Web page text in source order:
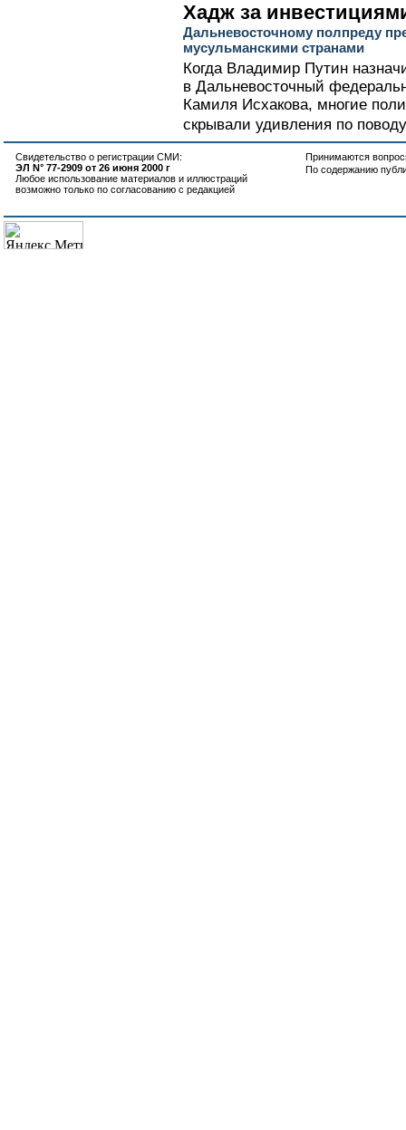
Хадж за
Дальневосточному полпреду
мусульманскими странами
Когда Владимир Путин
в Дальневосточный
Камиля Исхакова, многие
скрывали удивления по
Свидетельство о регистрации СМИ:
ЭЛ N° 77-2909 от 26 июня 2000 г
Любое использование материалов и иллюстраций
возможно только по согласованию с редакцией
Принимаются
По содержанию